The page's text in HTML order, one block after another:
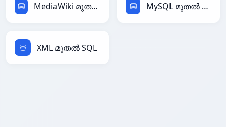
MediaWiki മുതൽ SQL MySQL മുതൽ SQL
XML മുതൽ SQL